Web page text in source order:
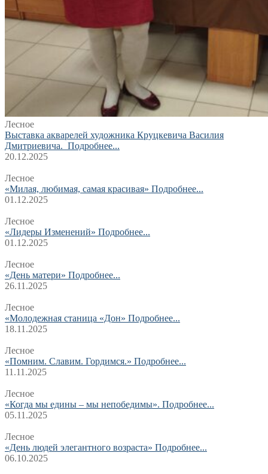
Лесное
Выставка акварелей художника Круцкевича Василия
Дмитриевича. Подробнее...
20.12.2025
Лесное
«Милая, любимая, самая красивая» Подробнее...
01.12.2025
Лесное
«Лидеры Изменений» Подробнее...
01.12.2025
Лесное
«День матери» Подробнее...
26.11.2025
Лесное
«Молодежная станица «Дон» Подробнее...
18.11.2025
Лесное
«Помним. Славим. Гордимся.» Подробнее...
11.11.2025
Лесное
«Когда мы едины – мы непобедимы». Подробнее...
05.11.2025
Лесное
«День людей элегантного возраста» Подробнее...
06.10.2025